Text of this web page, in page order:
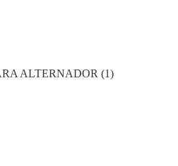
ALTERNADOR (1)